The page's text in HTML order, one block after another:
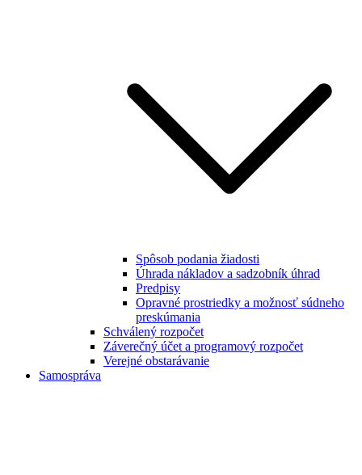
Spôsob podania žiadosti
Úhrada nákladov a sadzobník úhrad
Predpisy
Opravné prostriedky a možnosť súdneho
preskúmania
Schválený rozpočet
Záverečný účet a programový rozpočet
Verejné obstarávanie
Samospráva